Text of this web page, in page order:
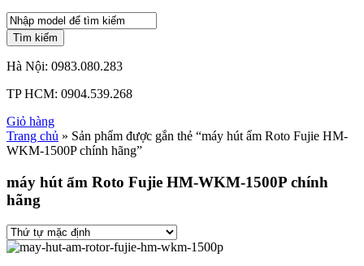
Tìm kiếm
Hà Nội: 0983.080.283
TP HCM: 0904.539.268
Giỏ hàng
Trang chủ » Sản phẩm được gắn thẻ “máy hút ẩm Roto Fujie HM-
WKM-1500P chính hãng”
máy hút ẩm Roto Fujie HM-WKM-1500P chính
hãng